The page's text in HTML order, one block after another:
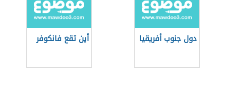
دول جنوب أفريقيا أين تقع فانكوفر